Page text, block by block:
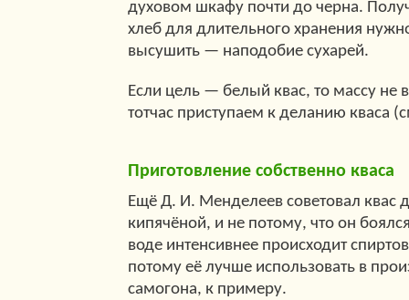
духовом шкафу почти до черна.
хлеб для длительного хранения
высушить — наподобие сухарей.
Если цель — белый квас, то массу не
тотчас приступаем к деланию кваса
Приготовление собственно кваса
Ещё Д. И. Менделеев советовал квас
кипячёной, и не потому, что он
воде интенсивнее происходит
потому её лучше использовать в
самогона, к примеру.